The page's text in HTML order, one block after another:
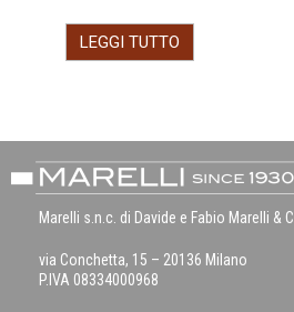
LEGGI TUTTO
Marelli s.n.c. di Davide e Fabio Marelli & C
via Conchetta, 15 – 20136 Milano
P.IVA 08334000968